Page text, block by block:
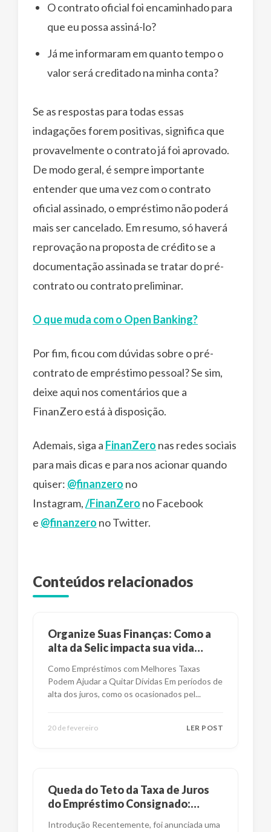
O contrato oficial foi encaminhado para
que eu possa assiná-lo?
Já me informaram em quanto tempo o
valor será creditado na minha conta?
Se as respostas para todas essas
indagações forem positivas, significa que
provavelmente o contrato já foi aprovado.
De modo geral, é sempre importante
entender que uma vez com o contrato
oficial assinado, o empréstimo não poderá
mais ser cancelado. Em resumo, só haverá
reprovação na proposta de crédito se a
documentação assinada se tratar do pré-
contrato ou contrato preliminar.
O que muda com o Open Banking?
Por fim, ficou com dúvidas sobre o pré-
contrato de empréstimo pessoal? Se sim,
deixe aqui nos comentários que a
FinanZero está à disposição.
Ademais, siga a FinanZero nas redes sociais
para mais dicas e para nos acionar quando
quiser: @finanzero no
Instagram,/FinanZero no Facebook
e @finanzero no Twitter.
Conteúdos relacionados
Organize Suas Finanças: Como a
alta da Selic impacta sua vida
Como Empréstimos com Melhores Taxas
Podem Ajudar a Quitar Dívidas Em períodos de
alta dos juros, como os ocasionados pel...
20 de fevereiro LER POST
Queda do Teto da Taxa de Juros
do Empréstimo Consignado:
Introdução Recentemente, foi anunciada uma